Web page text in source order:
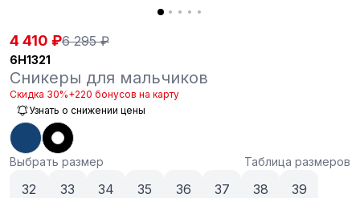
4 410 ₽6 295 ₽
6H1321
Сникеры для мальчиков
Скидка 30%+220 бонусов на карту
Узнать о снижении цены
Выбрать размер Таблица размеров
32 33 34 35 36 37 38 39